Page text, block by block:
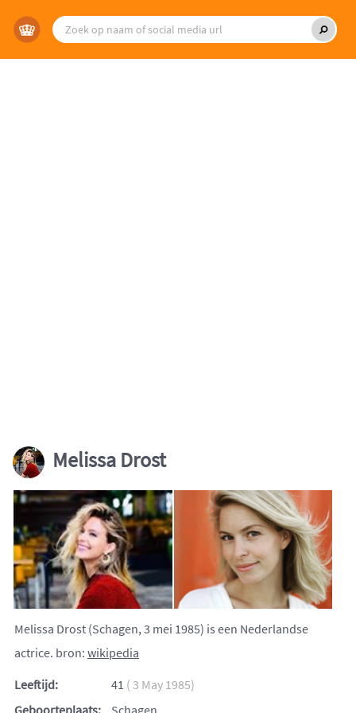
Melissa Drost
Melissa Drost (Schagen, 3 mei 1985) is een Nederlandse
actrice. bron: wikipedia
Leeftijd:
41 ( 3 May 1985)
Geboorteplaats:
Schagen